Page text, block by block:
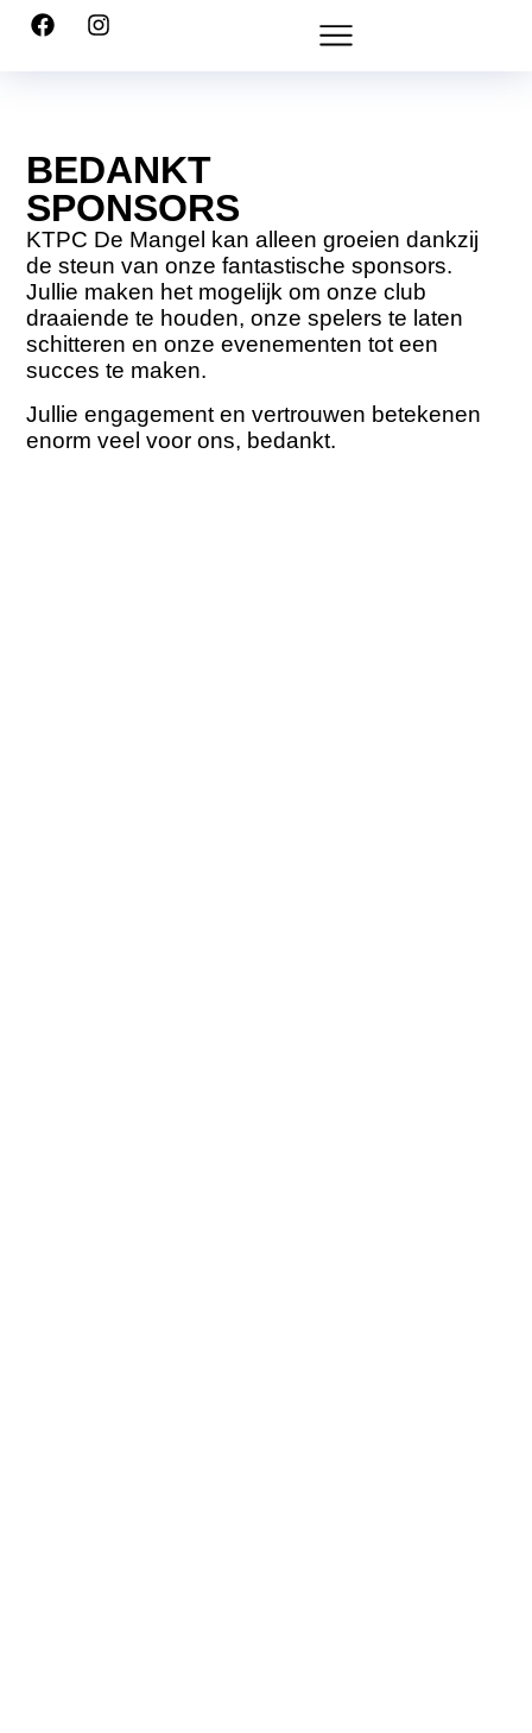
BEDANKT
SPONSORS
KTPC De Mangel kan alleen groeien dankzij
de steun van onze fantastische sponsors.
Jullie maken het mogelijk om onze club
draaiende te houden, onze spelers te laten
schitteren en onze evenementen tot een
succes te maken.
Jullie engagement en vertrouwen betekenen
enorm veel voor ons, bedankt.